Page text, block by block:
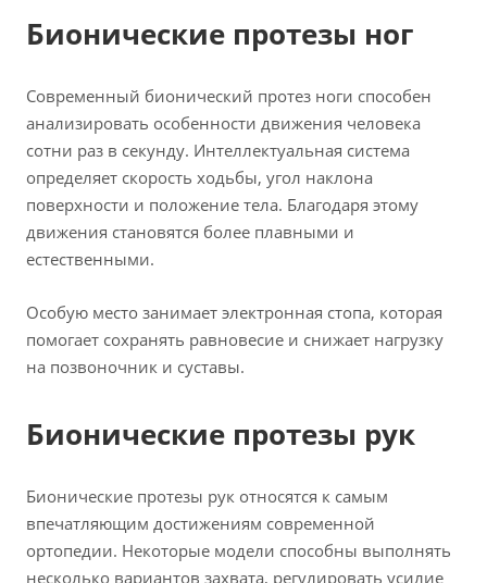
Бионические протезы ног
Современный бионический протез ноги способен
анализировать особенности движения человека
сотни раз в секунду. Интеллектуальная система
определяет скорость ходьбы, угол наклона
поверхности и положение тела. Благодаря этому
движения становятся более плавными и
естественными.
Особую место занимает электронная стопа, которая
помогает сохранять равновесие и снижает нагрузку
на позвоночник и суставы.
Бионические протезы рук
Бионические протезы рук относятся к самым
впечатляющим достижениям современной
ортопедии. Некоторые модели способны выполнять
несколько вариантов захвата, регулировать усилие